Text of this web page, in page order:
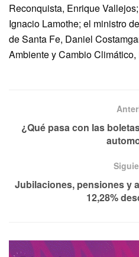
Reconquista, Enrique
Ignacio Lamothe; el ministro
de Santa Fe, Daniel
Ambiente y Cambio
¿Qué pasa con las
Jubilaciones, pensiones y
12,28%